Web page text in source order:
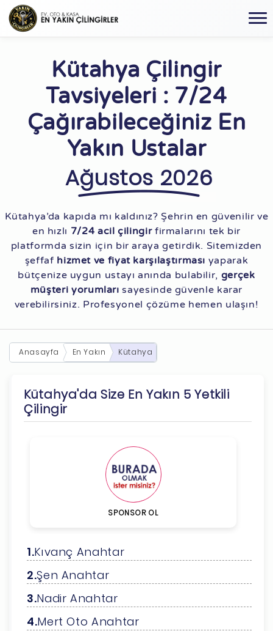
Kütahya Çilingir
Tavsiyeleri : 7/24
Çağırabileceğiniz En
Yakın Ustalar
Ağustos 2026
Kütahya’da kapıda mı kaldınız? Şehrin en güvenilir ve
en hızlı 7/24 acil çilingirfirmalarını tek bir
platformda sizin için bir araya getirdik. Sitemizden
şeffaf hizmet ve fiyat karşılaştırması yaparak
bütçenize uygun ustayı anında bulabilir, gerçek
müşteri yorumları sayesinde güvenle karar
verebilirsiniz. Profesyonel çözüme hemen ulaşın!
Anasayfa En Yakın Kütahya
Kütahya'da Size En Yakın 5 Yetkili
Çilingir
SPONSOR OL
Kıvanç Anahtar
Şen Anahtar
Nadir Anahtar
Mert Oto Anahtar